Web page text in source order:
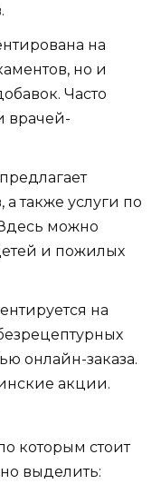
на
но и
Часто
врачей-
также услуги по
можно
и пожилых
на
онлайн-заказа.
акции.
которым стоит
выделить: